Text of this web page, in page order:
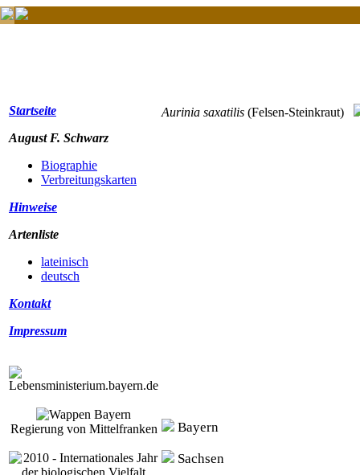
Startseite
August F. Schwarz
Biographie
Verbreitungskarten
Hinweise
Artenliste
lateinisch
deutsch
Kontakt
Impressum
Regierung von Mittelfranken
Aurinia saxatilis (Felsen-Steinkraut)
Bayern
Sachsen